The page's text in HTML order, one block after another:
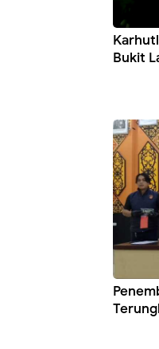
Bukit